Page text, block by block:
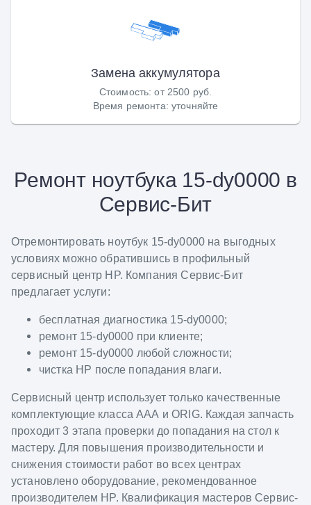
Замена аккумулятора
Стоимость:от 2500 руб.
Время ремонта: уточняйте
Ремонт ноутбука 15-dy0000 в
Сервис-Бит
Отремонтировать ноутбук 15-dy0000 на выгодных
условиях можно обратившись в профильный
сервисный центр HP. Компания Сервис-Бит
предлагает услуги:
бесплатная диагностика 15-dy0000;
ремонт 15-dy0000 при клиенте;
ремонт 15-dy0000 любой сложности;
чистка HP после попадания влаги.
Сервисный центр использует только качественные
комплектующие класса ААА и ORIG. Каждая запчасть
проходит 3 этапа проверки до попадания на стол к
мастеру. Для повышения производительности и
снижения стоимости работ во всех центрах
установлено оборудование, рекомендованное
производителем HP. Квалификация мастеров Сервис-